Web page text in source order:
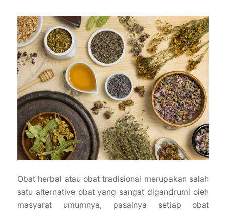
Obat herbal atau obat tradisional merupakan salah
satu alternative obat yang sangat digandrumi oleh
masyarat umumnya, pasalnya setiap obat